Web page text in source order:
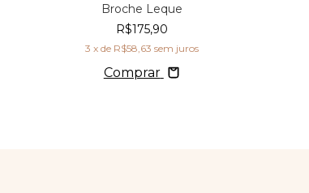
Broche Leque
R$175,90
3 x de R$58,63 sem juros
Comprar